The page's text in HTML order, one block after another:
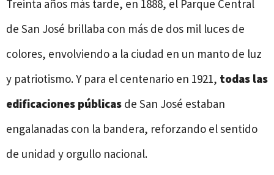
Treinta años más tarde, en 1888, el Parque Central
de San José brillaba con más de dos mil luces de
colores, envolviendo a la ciudad en un manto de luz
y patriotismo. Y para el centenario en 1921, todas las
edificaciones públicas de San José estaban
engalanadas con la bandera, reforzando el sentido
de unidad y orgullo nacional.